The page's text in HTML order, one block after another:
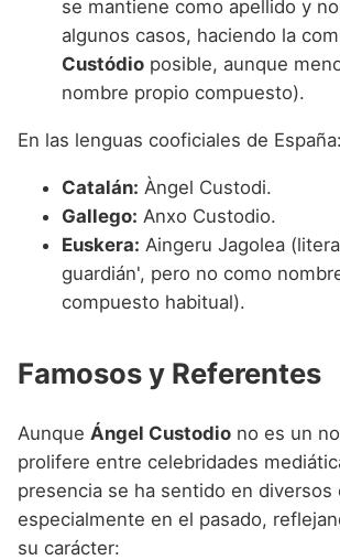
se mantiene como apellido y
algunos casos, haciendo la
Custódio posible, aunque
nombre propio compuesto).
En las lenguas cooficiales de España:
Catalán: Àngel Custodi.
Gallego: Anxo Custodio.
Euskera: Aingeru Jagolea
guardián', pero no como
compuesto habitual).
Famosos y Referentes
Aunque Ángel Custodio no es un
prolifere entre celebridades
presencia se ha sentido en diversos
especialmente en el pasado,
su carácter: